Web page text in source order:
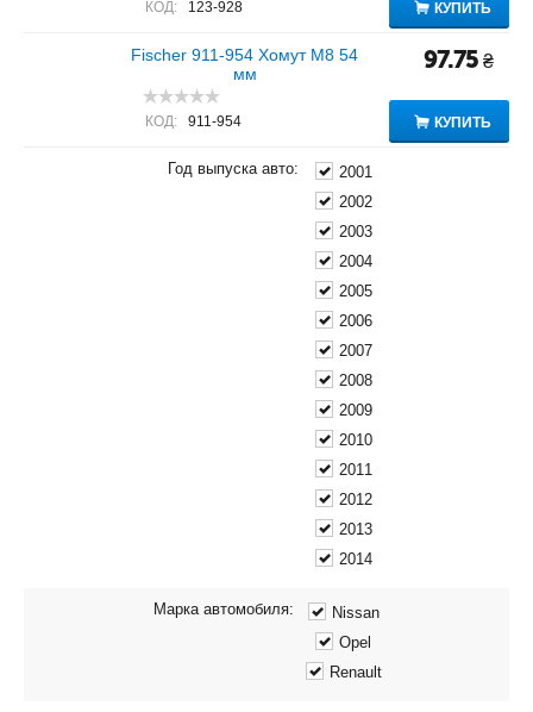
КОД: 123-928 КУПИТЬ
Fischer 911-954 Хомут M8 54
мм
КОД: 911-954
97.75 ₴
КУПИТЬ
Год выпуска авто:
2001
2002
2003
2004
2005
2006
2007
2008
2009
2010
2011
2012
2013
2014
Марка автомобиля:
Nissan
Opel
Renault